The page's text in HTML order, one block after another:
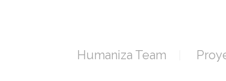
Humaniza Team